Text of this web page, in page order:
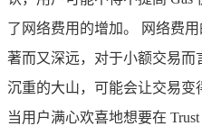
了网络费用的增加。 网络费
著而又深远，对于小额交易
沉重的大山，可能会让交易变
当用户满心欢喜地想要在